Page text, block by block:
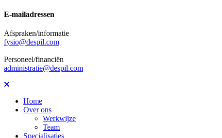
E-mailadressen
Afspraken/informatie
fysio@despil.com
Personeel/financiën
administratie@despil.com
Home
Over ons
Werkwijze
Team
Specialisaties